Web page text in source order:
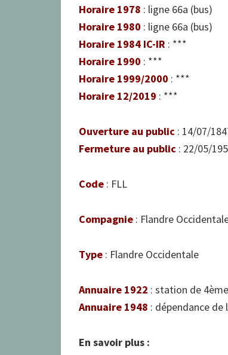
Horaire 1978 : ligne 66a (bus)
Horaire 1980 : ligne 66a (bus)
Horaire 1984 IC-IR : ***
Horaire 1990 : ***
Horaire 1999/2000 : ***
Horaire 12/2019 : ***
Ouverture au public : 14/07/
Fermeture au public : 22/05/
Code : FLL
Compagnie : Flandre
Type : Flandre Occidentale
Annuaire 1922 : station de
Annuaire 1948 : dépendance
En savoir plus :